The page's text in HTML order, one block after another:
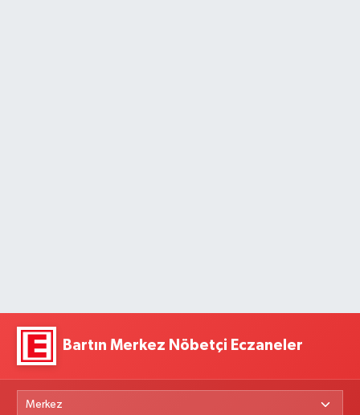
Bartın Merkez Nöbetçi Eczaneler